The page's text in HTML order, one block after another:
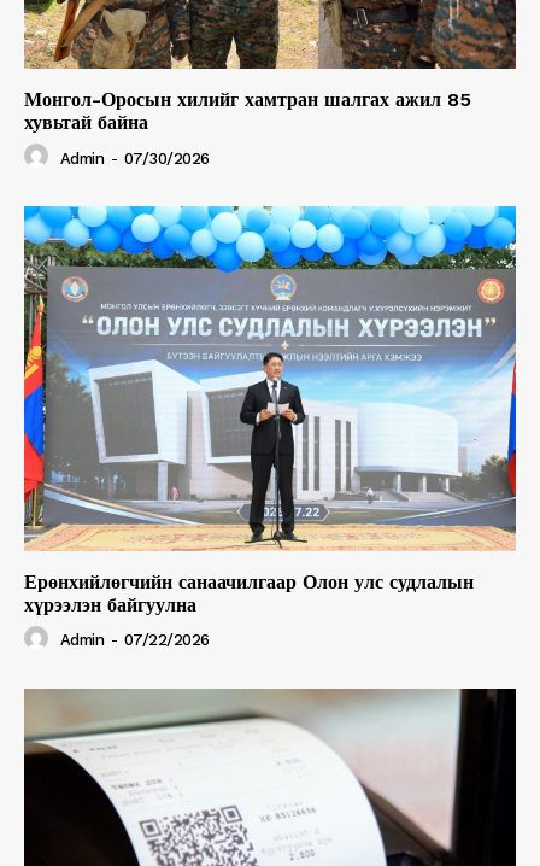
Монгол-Оросын хилийг хамтран шалгах ажил 85
хувьтай байна
Admin - 07/30/2026
Ерөнхийлөгчийн санаачилгаар Олон улс судлалын
хүрээлэн байгуулна
Admin - 07/22/2026